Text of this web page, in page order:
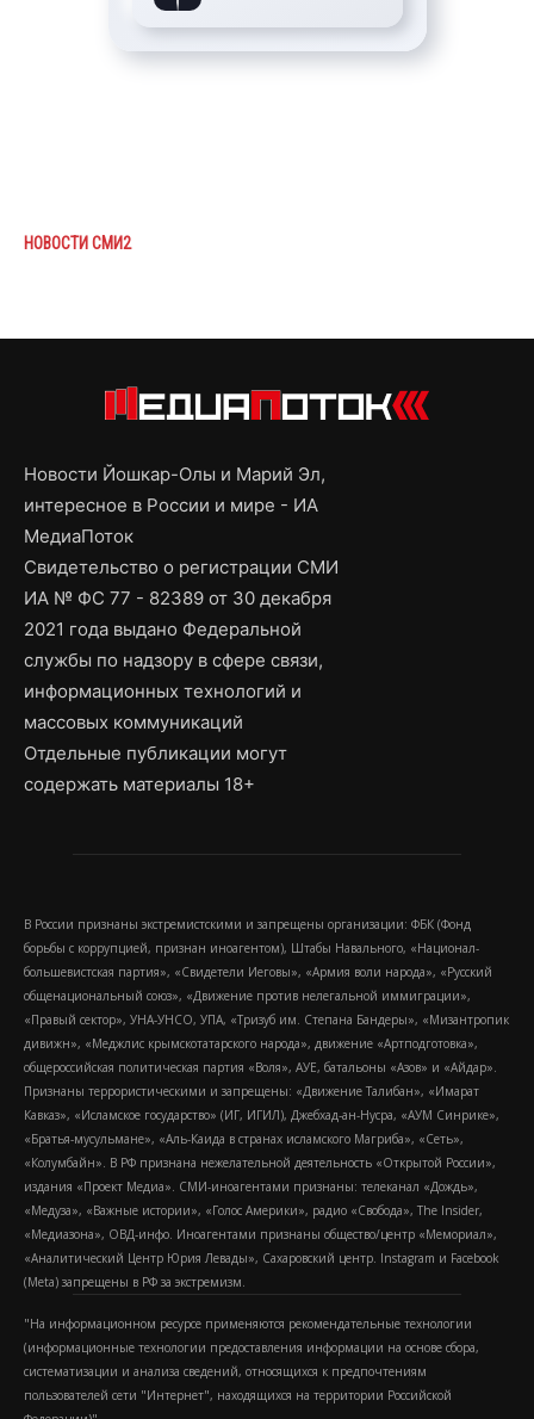
НОВОСТИ СМИ2
Новости Йошкар-Олы и Марий Эл,
интересное в России и мире - ИА
МедиаПоток
Свидетельство о регистрации СМИ
ИА № ФС 77 - 82389 от 30 декабря
2021 года выдано Федеральной
службы по надзору в сфере связи,
информационных технологий и
массовых коммуникаций
Отдельные публикации могут
содержать материалы 18+
В России признаны экстремистскими и запрещены организации: ФБК (Фонд
борьбы с коррупцией, признан иноагентом), Штабы Навального, «Национал-
большевистская партия», «Свидетели Иеговы», «Армия воли народа», «Русский
общенациональный союз», «Движение против нелегальной иммиграции»,
«Правый сектор», УНА-УНСО, УПА, «Тризуб им. Степана Бандеры», «Мизантропик
дивижн», «Меджлис крымскотатарского народа», движение «Артподготовка»,
общероссийская политическая партия «Воля», АУЕ, батальоны «Азов» и «Айдар».
Признаны террористическими и запрещены: «Движение Талибан», «Имарат
Кавказ», «Исламское государство» (ИГ, ИГИЛ), Джебхад-ан-Нусра, «АУМ Синрике»,
«Братья-мусульмане», «Аль-Каида в странах исламского Магриба», «Сеть»,
«Колумбайн». В РФ признана нежелательной деятельность «Открытой России»,
издания «Проект Медиа». СМИ-иноагентами признаны: телеканал «Дождь»,
«Медуза», «Важные истории», «Голос Америки», радио «Свобода», The Insider,
«Медиазона», ОВД-инфо. Иноагентами признаны общество/центр «Мемориал»,
«Аналитический Центр Юрия Левады», Сахаровский центр. Instagram и Facebook
(Metа) запрещены в РФ за экстремизм.
"На информационном ресурсе применяются рекомендательные технологии
(информационные технологии предоставления информации на основе сбора,
систематизации и анализа сведений, относящихся к предпочтениям
пользователей сети "Интернет", находящихся на территории Российской